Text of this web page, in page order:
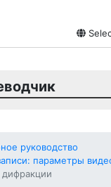
руководство
параметры